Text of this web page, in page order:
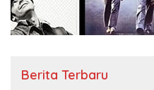
Berita Terbaru